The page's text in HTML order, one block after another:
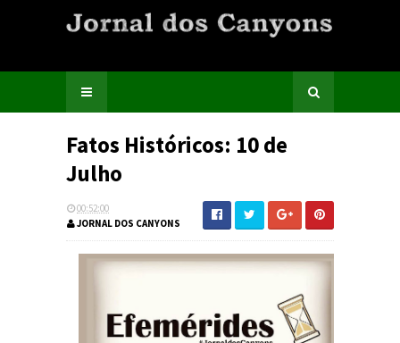
Fatos Históricos: 10 de
Julho
00:52:00
JORNAL DOS CANYONS